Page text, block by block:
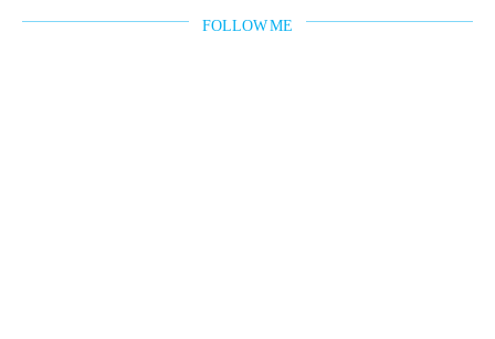
FOLLOW ME